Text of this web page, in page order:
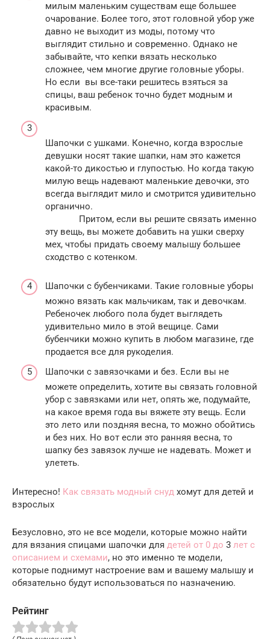
милым маленьким существам еще большее
очарование. Более того, этот головной убор уже
давно не выходит из моды, потому что
выглядит стильно и современно. Однако не
забывайте, что кепки вязать несколько
сложнее, чем многие другие головные уборы.
Но если вы все-таки решитесь взяться за
спицы, ваш ребенок точно будет модным и
красивым.
Шапочки с ушками. Конечно, когда взрослые
девушки носят такие шапки, нам это кажется
какой-то дикостью и глупостью. Но когда такую
милую вещь надевают маленькие девочки, это
всегда выглядит мило и смотрится удивительно
органично.
Притом, если вы решите связать именно
эту вещь, вы можете добавить на ушки сверху
мех, чтобы придать своему малышу большее
сходство с котенком.
Шапочки с бубенчиками. Такие головные уборы
можно вязать как мальчикам, так и девочкам.
Ребеночек любого пола будет выглядеть
удивительно мило в этой вещице. Сами
бубенчики можно купить в любом магазине, где
продается все для рукоделия.
Шапочки с завязочками и без. Если вы не
можете определить, хотите вы связать головной
убор с завязками или нет, опять же, подумайте,
на какое время года вы вяжете эту вещь. Если
это лето или поздняя весна, то можно обойтись
и без них. Но вот если это ранняя весна, то
шапку без завязок лучше не надевать. Может и
улететь.
Интересно! Как связать модный снуд хомут для детей и
взрослых
Безусловно, это не все модели, которые можно найти
для вязания спицами шапочки для детей от 0 до 3 лет с
описанием и схемами, но это именно те модели,
которые поднимут настроение вам и вашему малышу и
обязательно будут использоваться по назначению.
Рейтинг